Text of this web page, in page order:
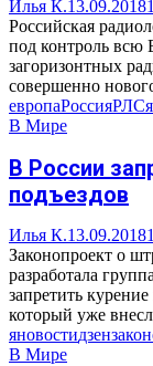
Илья К.13.09.2018
Российская
под контроль всю
загоризонтных
совершенно
европаРоссияРЛС
В Мире
В России
подъездов
Илья К.13.09.2018
Законопроект о
разработала
запретить
который уже
яновостидзен
В Мире